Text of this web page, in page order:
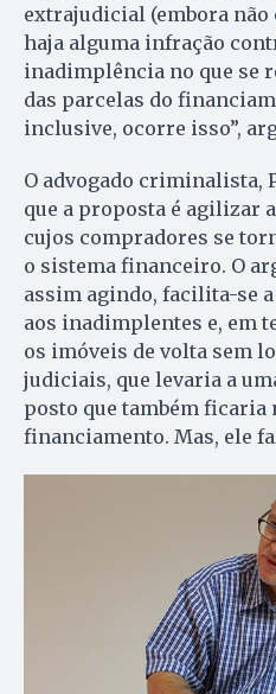
extrajudicial (embora não
haja alguma infração
inadimplência no que se
das parcelas do
inclusive, ocorre isso”,
O advogado criminalista,
que a proposta é agilizar
cujos compradores se
o sistema financeiro. O
assim agindo, facilita-se
aos inadimplentes e, em
os imóveis de volta sem
judiciais, que levaria a
posto que também ficaria
financiamento. Mas, ele